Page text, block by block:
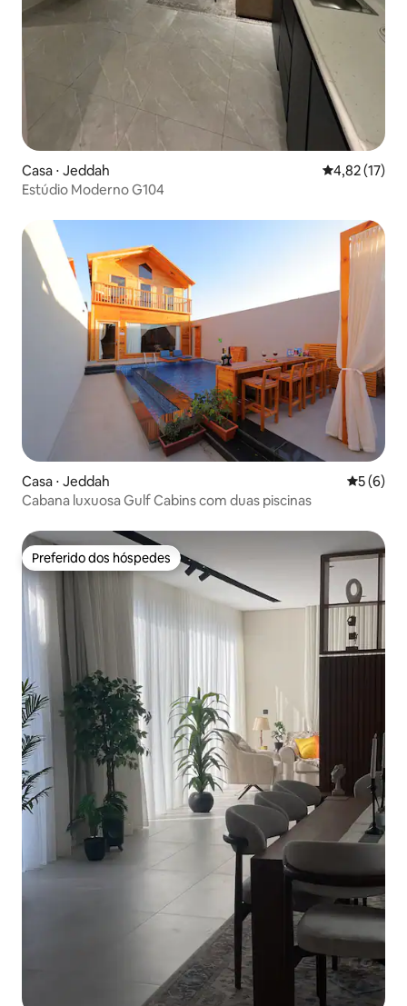
Casa ⋅ Jeddah 4,82 de uma
4,82 (17)
Estúdio Moderno G104
Casa ⋅ Jeddah 5 de
5 (6)
Cabana luxuosa Gulf Cabins com duas piscinas
Preferido dos hóspedes
Preferido dos hóspedes